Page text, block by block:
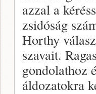
azzal a
zsidóság
Horthy
szavait.
gondolathoz
áldozatokra